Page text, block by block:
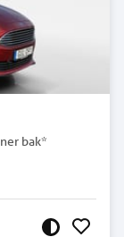
bak*